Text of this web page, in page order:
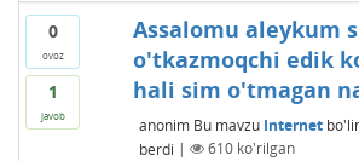
0
ovoz
1
javob
Assalomu aleykum
o'tkazmoqchi edik
hali sim o'tmagan
anonim Bu mavzu Internet
berdi | 610ko'rilgan